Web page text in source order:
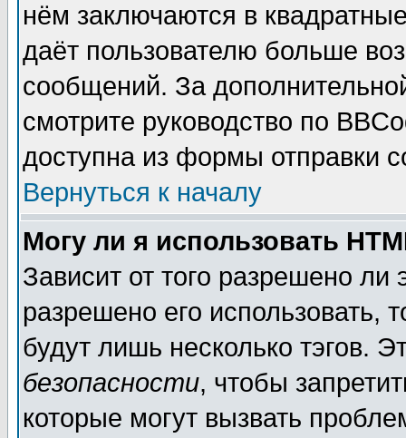
нём заключаются в
даёт пользователю больше
сообщений. За
смотрите руководство по
доступна из формы отправки
Вернуться к началу
Могу ли я использовать
Зависит от того разрешено
разрешено его использовать,
будут лишь несколько тэгов.
безопасности, чтобы
которые могут вызвать